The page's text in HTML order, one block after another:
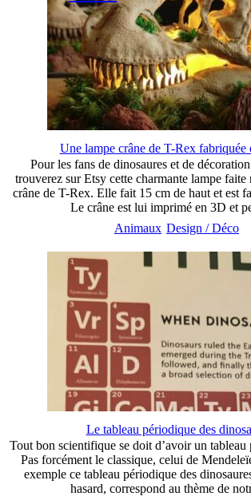
Une lampe crâne de T-Rex fabriquée
Pour les fans de dinosaures et de
trouverez sur Etsy cette charmante lampe
crâne de T-Rex. Elle fait 15 cm de haut et est
Le crâne est lui imprimé en 3D et
Animaux Design / Déco
Le tableau périodique des
Tout bon scientifique se doit d’avoir un
Pas forcément le classique, celui de
exemple ce tableau périodique des
hasard, correspond au thème de